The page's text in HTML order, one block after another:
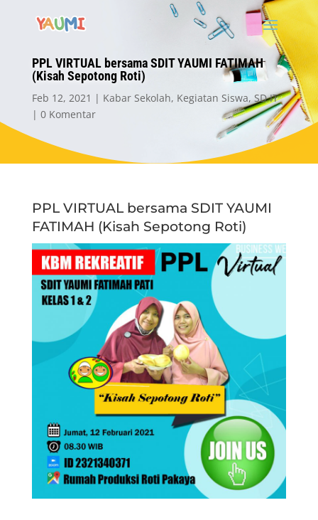
PPL VIRTUAL bersama SDIT YAUMI FATIMAH
(Kisah Sepotong Roti)
Feb 12, 2021 Kabar Sekolah, Kegiatan Siswa, SD IT
0 Komentar
PPL VIRTUAL bersama SDIT YAUMI
FATIMAH (Kisah Sepotong Roti)